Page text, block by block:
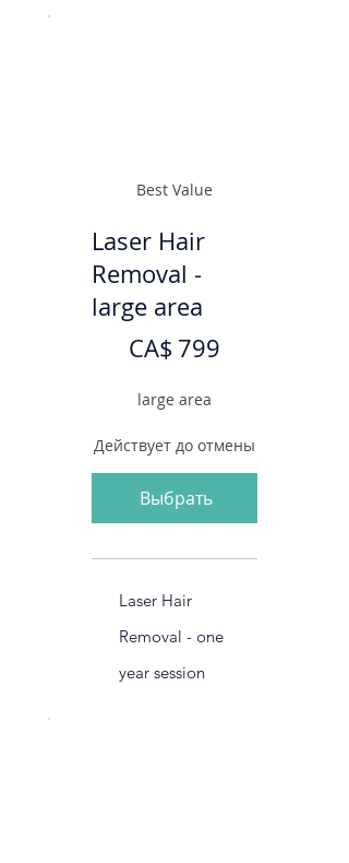
Best Value
Laser Hair
Removal -
large area
CA$ 799
large area
Действует до отмены
Выбрать
Laser Hair
Removal - one
year session